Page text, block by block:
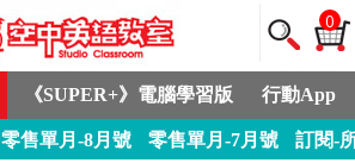
0
《SUPER+》電腦學習版 行動App
零售單月-8月號 零售單月-7月號 訂閱-